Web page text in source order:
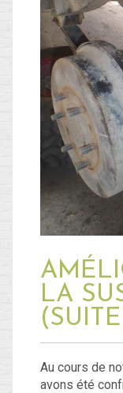
LA
Au cours de
avons été